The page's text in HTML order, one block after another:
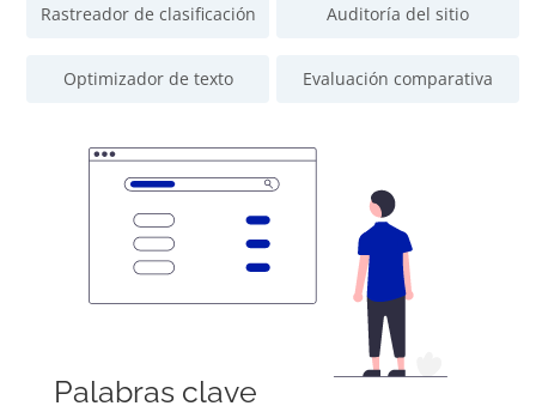
Rastreador de clasificación Auditoría del sitio
Optimizador de texto Evaluación comparativa
Palabras clave